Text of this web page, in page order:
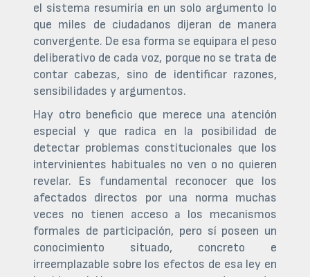
el sistema resumiría en un solo argumento lo
que miles de ciudadanos dijeran de manera
convergente. De esa forma se equipara el peso
deliberativo de cada voz, porque no se trata de
contar cabezas, sino de identificar razones,
sensibilidades y argumentos.
Hay otro beneficio que merece una atención
especial y que radica en la posibilidad de
detectar problemas constitucionales que los
intervinientes habituales no ven o no quieren
revelar. Es fundamental reconocer que los
afectados directos por una norma muchas
veces no tienen acceso a los mecanismos
formales de participación, pero sí poseen un
conocimiento situado, concreto e
irreemplazable sobre los efectos de esa ley en